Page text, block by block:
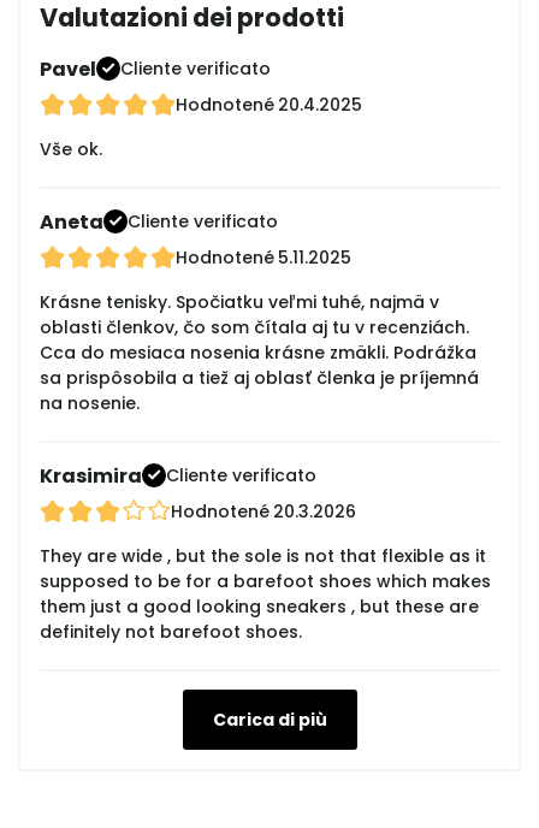
Valutazioni dei prodotti
Pavel
Cliente verificato
Hodnotené 20.4.2025
Vše ok.
Aneta
Cliente verificato
Hodnotené 5.11.2025
Krásne tenisky. Spočiatku veľmi tuhé, najmä v
oblasti členkov, čo som čítala aj tu v recenziách.
Cca do mesiaca nosenia krásne zmäkli. Podrážka
sa prispôsobila a tiež aj oblasť členka je príjemná
na nosenie.
Krasimira
Cliente verificato
Hodnotené 20.3.2026
They are wide , but the sole is not that flexible as it
supposed to be for a barefoot shoes which makes
them just a good looking sneakers , but these are
definitely not barefoot shoes.
Carica di più